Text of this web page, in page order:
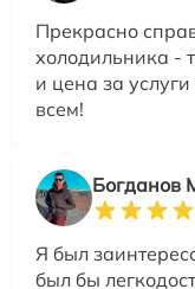
Прекрасно
холодильника -
и цена за
всем!
Богданов
Я был
был бы